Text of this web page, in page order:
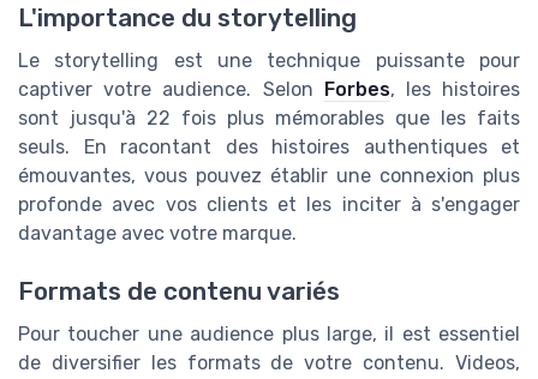
L'importance du storytelling
Le storytelling est une technique puissante pour
captiver votre audience. Selon Forbes, les histoires
sont jusqu'à 22 fois plus mémorables que les faits
seuls. En racontant des histoires authentiques et
émouvantes, vous pouvez établir une connexion plus
profonde avec vos clients et les inciter à s'engager
davantage avec votre marque.
Formats de contenu variés
Pour toucher une audience plus large, il est essentiel
de diversifier les formats de votre contenu. Videos,